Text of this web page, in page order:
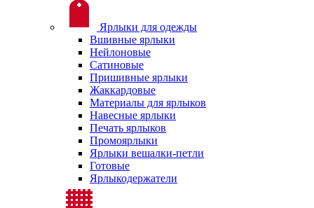
Ярлыки для одежды
Вшивные ярлыки
Нейлоновые
Сатиновые
Пришивные ярлыки
Жаккардовые
Материалы для ярлыков
Навесные ярлыки
Печать ярлыков
Промоярлыки
Ярлыки вешалки-петли
Готовые
Ярлыкодержатели